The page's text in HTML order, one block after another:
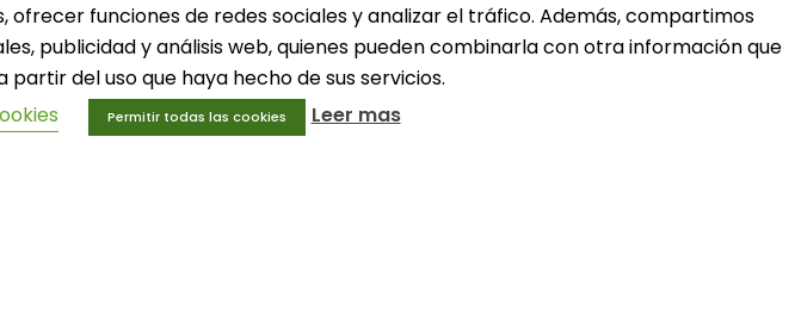
Innovaciones
Ofertas
Trofeos y medallas
Política de privacidad
Política de cookies
ofrecer funciones de redes sociales y analizar el tráfico. Además, compartimos
publicidad y análisis web, quienes pueden combinarla con otra información que
del uso que haya hecho de sus servicios.
Permitir todas las cookies Leer mas